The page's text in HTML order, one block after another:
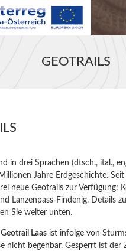
GEOTRAILS
in drei Sprachen (dtsch., ital.,
Jahre Erdgeschichte.
neue Geotrails zur Verfügung:
Lanzenpass-Findenig. Details
Sie weiter unten.
Laas ist infolge von
nicht begehbar. Gesperrt ist der